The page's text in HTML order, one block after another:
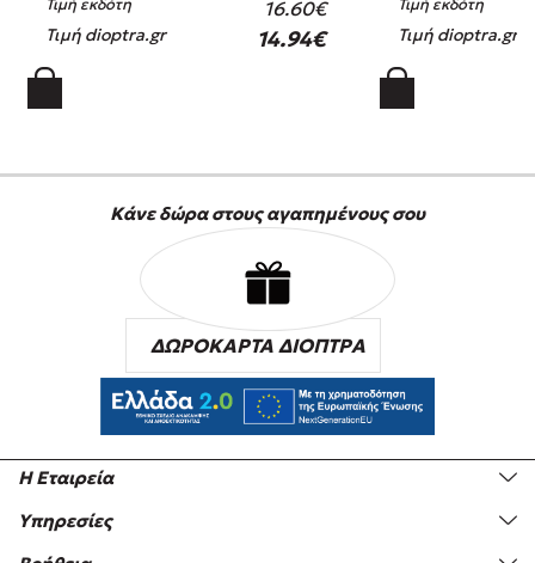
Τιμή εκδότη 16.60€
Τιμή dioptra.gr 14.94€
Τιμή εκδότη
Τιμή dioptra.gr
Η Εταιρεία
Υπηρεσίες
Κάνε δώρα στους αγαπημένους σου
ΔΩΡΟΚΑΡΤΑ ΔΙΟΠΤΡΑ